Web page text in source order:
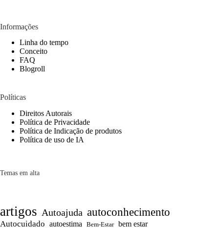
Informações
Linha do tempo
Conceito
FAQ
Blogroll
Políticas
Direitos Autorais
Política de Privacidade
Política de Indicação de produtos
Política de uso de IA
Temas em alta
artigos Autoajuda autoconhecimento
Autocuidado autoestima Bem-Estar bem estar